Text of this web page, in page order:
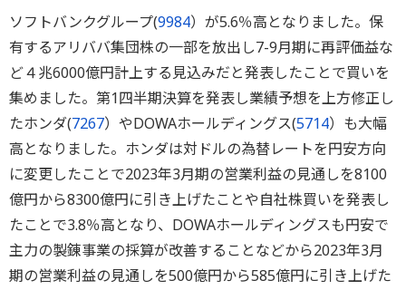
ソフトバンクグループ(9984）が5.6％高となりました。保
有するアリババ集団株の一部を放出し7-9月期に再評価益な
ど４兆6000億円計上する見込みだと発表したことで買いを
集めました。第1四半期決算を発表し業績予想を上方修正し
たホンダ(7267）やDOWAホールディングス(5714）も大幅
高となりました。ホンダは対ドルの為替レートを円安方向
に変更したことで2023年3月期の営業利益の見通しを8100
億円から8300億円に引き上げたことや自社株買いを発表し
たことで3.8％高となり、DOWAホールディングスも円安で
主力の製錬事業の採算が改善することなどから2023年3月
期の営業利益の見通しを500億円から585億円に引き上げた